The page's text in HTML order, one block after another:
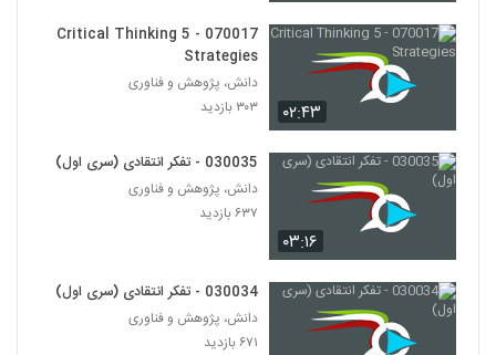
128
۵۷۹ بازدید
Complexity)
Complexity)
131
Complexity)
۰۲:۴۳
070017 - 5 Critical Thinking
Strategies
دانش، پژوهش و فناوری
۳۰۳ بازدید
۰۳:۱۶
030035 - تفکر انتقادی (سری اول)
دانش، پژوهش و فناوری
۶۳۷ بازدید
030034 - تفکر انتقادی (سری اول)
دانش، پژوهش و فناوری
۶۷۱ بازدید